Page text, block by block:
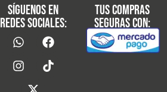
Síguenos en
redes sociales:
Tus compras
seguras con: